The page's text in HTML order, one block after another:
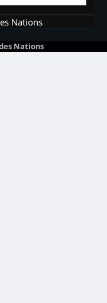
Nations
Nations